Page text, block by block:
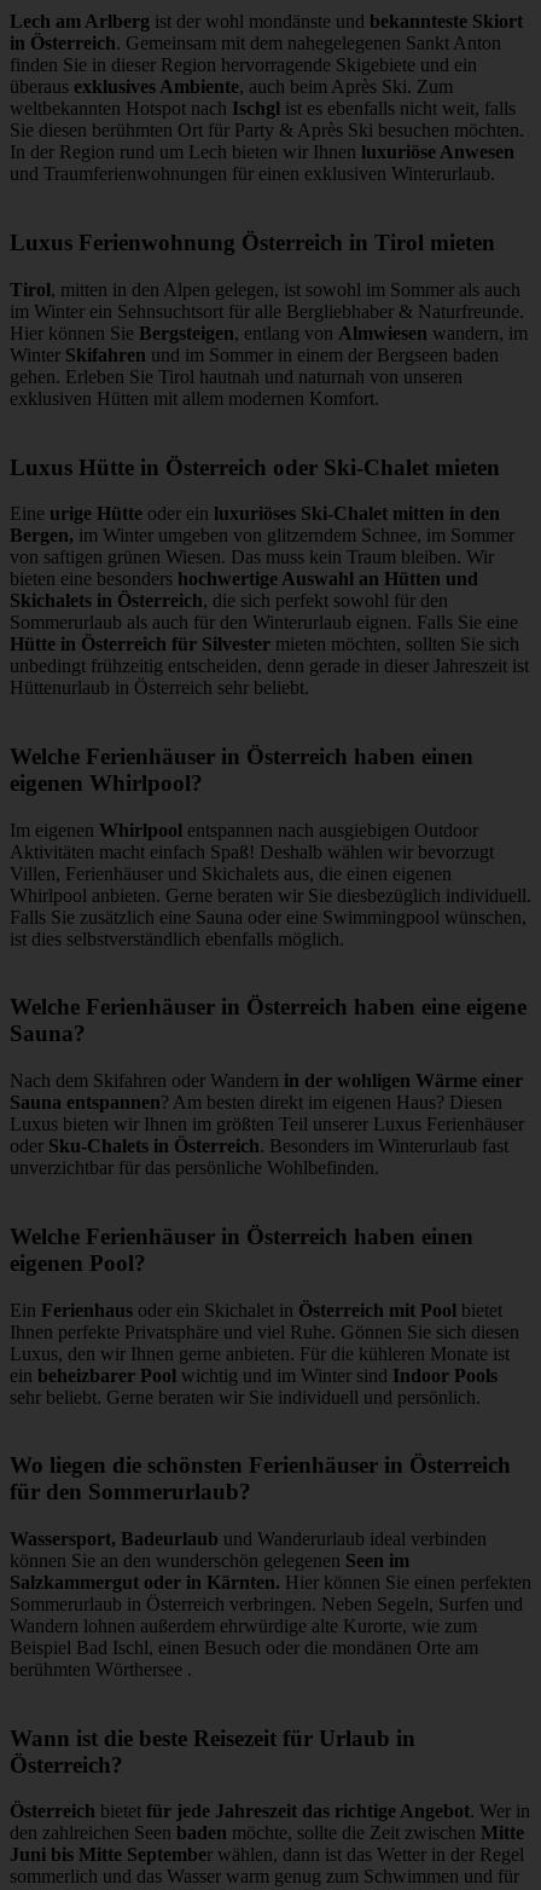
Lech am Arlberg ist der wohl mondänste und bekannteste Skiort
in Österreich. Gemeinsam mit dem nahegelegenen Sankt Anton
finden Sie in dieser Region hervorragende Skigebiete und ein
überaus exklusives Ambiente, auch beim Après Ski. Zum
weltbekannten Hotspot nach Ischgl ist es ebenfalls nicht weit, falls
Sie diesen berühmten Ort für Party & Après Ski besuchen möchten.
In der Region rund um Lech bieten wir Ihnen luxuriöse Anwesen
und Traumferienwohnungen für einen exklusiven Winterurlaub.
Luxus Ferienwohnung Österreich in Tirol mieten
Tirol, mitten in den Alpen gelegen, ist sowohl im Sommer als auch
im Winter ein Sehnsuchtsort für alle Bergliebhaber & Naturfreunde.
Hier können Sie Bergsteigen, entlang von Almwiesen wandern, im
Winter Skifahren und im Sommer in einem der Bergseen baden
gehen. Erleben Sie Tirol hautnah und naturnah von unseren
exklusiven Hütten mit allem modernen Komfort.
Luxus Hütte in Österreich oder Ski-Chalet mieten
Eine urige Hütte oder ein luxuriöses Ski-Chalet mitten in den
Bergen, im Winter umgeben von glitzerndem Schnee, im Sommer
von saftigen grünen Wiesen. Das muss kein Traum bleiben. Wir
bieten eine besonders hochwertige Auswahl an Hütten und
Skichalets in Österreich, die sich perfekt sowohl für den
Sommerurlaub als auch für den Winterurlaub eignen. Falls Sie eine
Hütte in Österreich für Silvester mieten möchten, sollten Sie sich
unbedingt frühzeitig entscheiden, denn gerade in dieser Jahreszeit ist
Hüttenurlaub in Österreich sehr beliebt.
Welche Ferienhäuser in Österreich haben einen
eigenen Whirlpool?
Im eigenen Whirlpool entspannen nach ausgiebigen Outdoor
Aktivitäten macht einfach Spaß! Deshalb wählen wir bevorzugt
Villen, Ferienhäuser und Skichalets aus, die einen eigenen
Whirlpool anbieten. Gerne beraten wir Sie diesbezüglich individuell.
Falls Sie zusätzlich eine Sauna oder eine Swimmingpool wünschen,
ist dies selbstverständlich ebenfalls möglich.
Welche Ferienhäuser in Österreich haben eine eigene
Sauna?
Nach dem Skifahren oder Wandern in der wohligen Wärme einer
Sauna entspannen? Am besten direkt im eigenen Haus? Diesen
Luxus bieten wir Ihnen im größten Teil unserer Luxus Ferienhäuser
oder Sku-Chalets in Österreich. Besonders im Winterurlaub fast
unverzichtbar für das persönliche Wohlbefinden.
Welche Ferienhäuser in Österreich haben einen
eigenen Pool?
Ein Ferienhaus oder ein Skichalet in Österreich mit Pool bietet
Ihnen perfekte Privatsphäre und viel Ruhe. Gönnen Sie sich diesen
Luxus, den wir Ihnen gerne anbieten. Für die kühleren Monate ist
ein beheizbarer Pool wichtig und im Winter sind Indoor Pools
sehr beliebt. Gerne beraten wir Sie individuell und persönlich.
Wo liegen die schönsten Ferienhäuser in Österreich
für den Sommerurlaub?
Wassersport, Badeurlaub und Wanderurlaub ideal verbinden
können Sie an den wunderschön gelegenen Seen im
Salzkammergut oder in Kärnten. Hier können Sie einen perfekten
Sommerurlaub in Österreich verbringen. Neben Segeln, Surfen und
Wandern lohnen außerdem ehrwürdige alte Kurorte, wie zum
Beispiel Bad Ischl, einen Besuch oder die mondänen Orte am
berühmten Wörthersee .
Wann ist die beste Reisezeit für Urlaub in
Österreich?
Österreich bietet für jede Jahreszeit das richtige Angebot. Wer in
den zahlreichen Seen baden möchte, sollte die Zeit zwischen Mitte
Juni bis Mitte September wählen, dann ist das Wetter in der Regel
sommerlich und das Wasser warm genug zum Schwimmen und für